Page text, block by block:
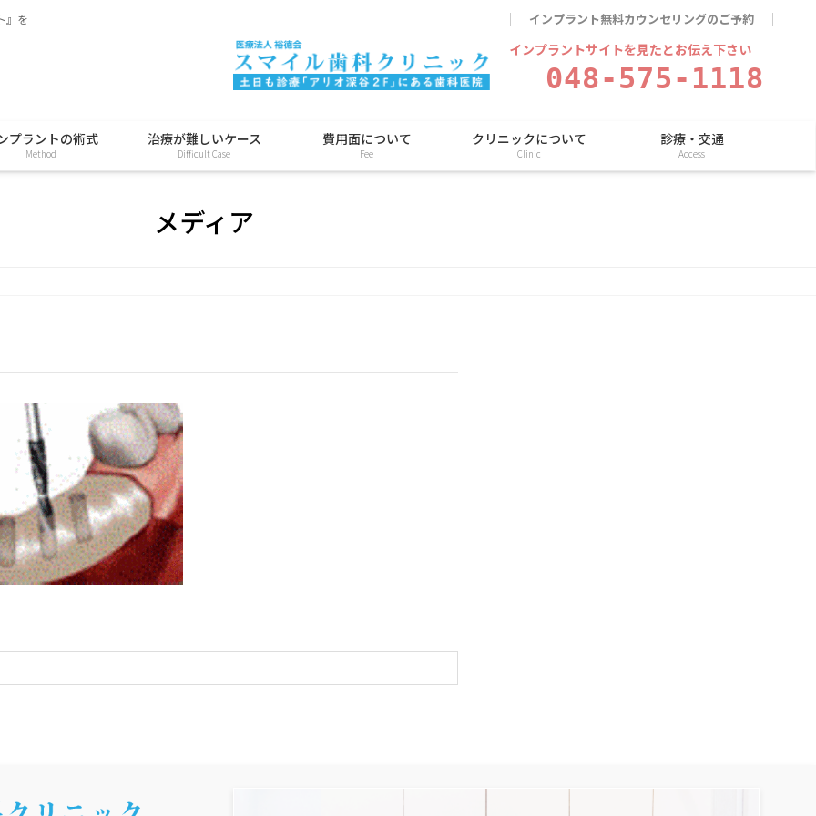
』を インプラント無料カウンセリングのご予約
インプラントサイトを見たとお伝え下さい
048-575-1118
プラントの術式
Method
治療が難しいケース
Difficult Case
費用面について
Fee
クリニックについて
Clinic
診療・交通
Access
メディア